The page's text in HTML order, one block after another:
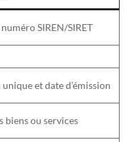
SIREN/SIRET
et date d’émission
biens ou services